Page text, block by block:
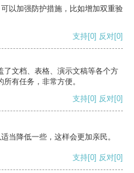
以加强防护措施，比如增加双重验
支持[0] 反对[0]
了文档、表格、演示文稿等各个方
有任务，非常方便。
支持[0] 反对[0]
当降低一些，这样会更加亲民。
支持[0] 反对[0]